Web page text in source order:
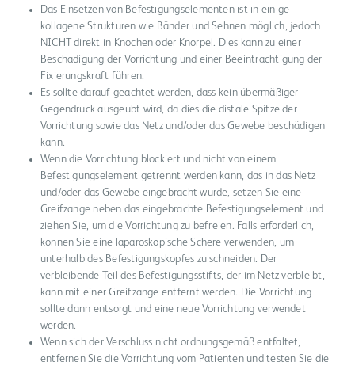
Das Einsetzen von Befestigungselementen ist in einige
kollagene Strukturen wie Bänder und Sehnen möglich, jedoch
NICHT direkt in Knochen oder Knorpel. Dies kann zu einer
Beschädigung der Vorrichtung und einer Beeinträchtigung der
Fixierungskraft führen.
Es sollte darauf geachtet werden, dass kein übermäßiger
Gegendruck ausgeübt wird, da dies die distale Spitze der
Vorrichtung sowie das Netz und/oder das Gewebe beschädigen
kann.
Wenn die Vorrichtung blockiert und nicht von einem
Befestigungselement getrennt werden kann, das in das Netz
und/oder das Gewebe eingebracht wurde, setzen Sie eine
Greifzange neben das eingebrachte Befestigungselement und
ziehen Sie, um die Vorrichtung zu befreien. Falls erforderlich,
können Sie eine laparoskopische Schere verwenden, um
unterhalb des Befestigungskopfes zu schneiden. Der
verbleibende Teil des Befestigungsstifts, der im Netz verbleibt,
kann mit einer Greifzange entfernt werden. Die Vorrichtung
sollte dann entsorgt und eine neue Vorrichtung verwendet
werden.
Wenn sich der Verschluss nicht ordnungsgemäß entfaltet,
entfernen Sie die Vorrichtung vom Patienten und testen Sie die